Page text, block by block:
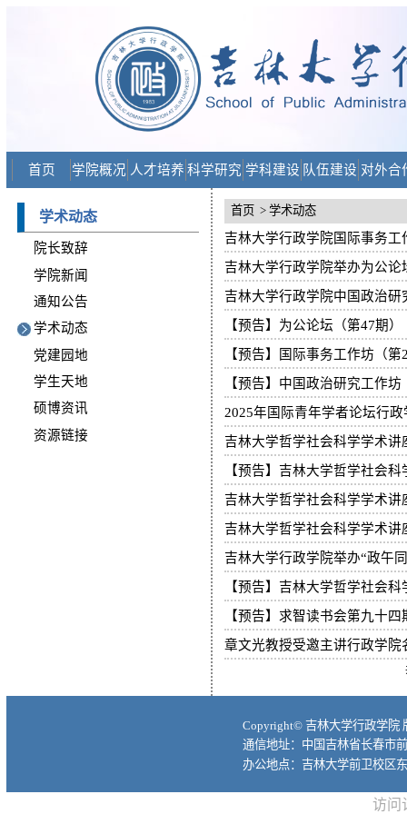
首页 学院概况 人才培养 科学研究 学科建设 队伍建设 对外合
学术动态
院长致辞
学院新闻
通知公告
学术动态
党建园地
学生天地
硕博资讯
资源链接
首页 > 学术动态
吉林大学行政学院国际事务
吉林大学行政学院举办为公论
吉林大学行政学院中国政治
【预告】为公论坛（第47期）
【预告】国际事务工作坊（第
【预告】中国政治研究工作坊
2025年国际青年学者论坛行
吉林大学哲学社会科学学术
【预告】吉林大学哲学社会
吉林大学哲学社会科学学术
吉林大学行政学院举办“政午
【预告】吉林大学哲学社会
【预告】求智读书会第九十
章文光教授受邀主讲行政学院
Copyright© 吉林大学行政学院
通信地址：中国吉林省长春市
办公地点：吉林大学前卫校区
访问